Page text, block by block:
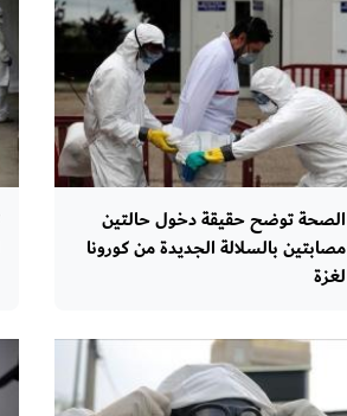
الصحة توضح حقيقة دخول حالتين
مصابتين بالسلالة الجديدة من كورونا
لغزة